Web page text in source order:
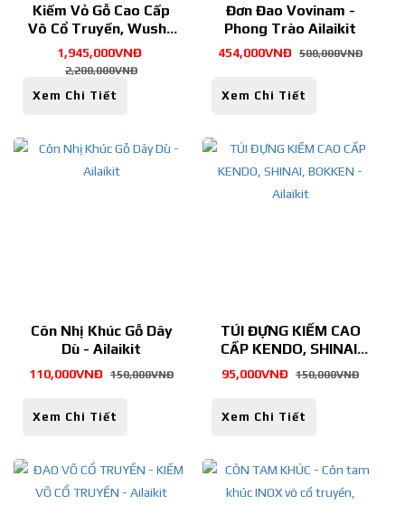
Kiếm Vỏ Gỗ Cao Cấp
Võ Cổ Truyền, Wushu
Shop Ailaikit
1,945,000VNĐ
2,200,000VNĐ
Xem Chi Tiết
Đơn Đao Vovinam -
Phong Trào Ailaikit
454,000VNĐ 500,000VNĐ
Xem Chi Tiết
Côn Nhị Khúc Gỗ Dây
Dù - Ailaikit
110,000VNĐ 150,000VNĐ
Xem Chi Tiết
TÚI ĐỰNG KIẾM CAO
CẤP KENDO, SHINAI,
BOKKEN - Ailaikit
95,000VNĐ 150,000VNĐ
Xem Chi Tiết